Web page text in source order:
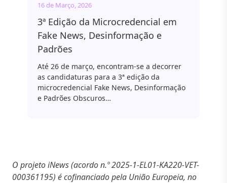
16 de Março, 2026
3ª Edição da Microcredencial em
Fake News, Desinformação e
Padrões
Até 26 de março, encontram-se a decorrer
as candidaturas para a 3ª edição da
microcredencial Fake News, Desinformação
e Padrões Obscuros…
O projeto iNews (acordo n.º 2025-1-EL01-KA220-VET-
000361195) é cofinanciado pela União Europeia, no